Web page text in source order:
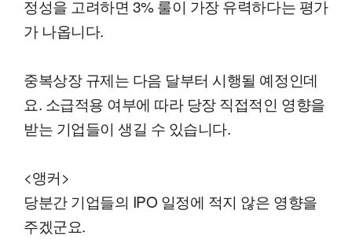
정성을 고려하면 3% 룰이 가장 유력하다는 평가
가 나옵니다.
중복상장 규제는 다음 달부터 시행될 예정인데
요. 소급적용 여부에 따라 당장 직접적인 영향을
받는 기업들이 생길 수 있습니다.
<앵커>
당분간 기업들의 IPO 일정에 적지 않은 영향을
주겠군요.